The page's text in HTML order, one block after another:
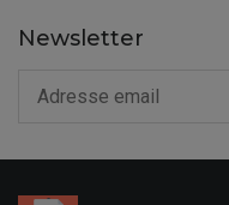
Newsletter